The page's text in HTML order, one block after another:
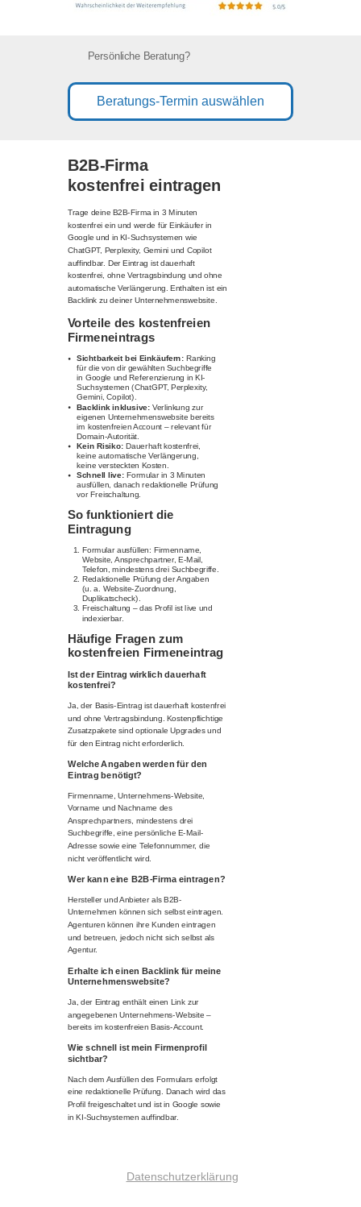
Datenschutzerklärung
Beratungs-Termin auswählen
Persönliche Beratung?
B2B-Firma
kostenfrei eintragen
Trage deine B2B-Firma in 3 Minuten
kostenfrei ein und werde für Einkäufer in
Google und in KI-Suchsystemen wie
ChatGPT, Perplexity, Gemini und Copilot
auffindbar. Der Eintrag ist dauerhaft
kostenfrei, ohne Vertragsbindung und ohne
automatische Verlängerung. Enthalten ist ein
Backlink zu deiner Unternehmenswebsite.
Vorteile des kostenfreien
Firmeneintrags
Sichtbarkeit bei Einkäufern: Ranking
für die von dir gewählten Suchbegriffe
in Google und Referenzierung in KI-
Suchsystemen (ChatGPT, Perplexity,
Gemini, Copilot).
Backlink inklusive: Verlinkung zur
eigenen Unternehmenswebsite bereits
im kostenfreien Account – relevant für
Domain-Autorität.
Kein Risiko: Dauerhaft kostenfrei,
keine automatische Verlängerung,
keine versteckten Kosten.
Schnell live: Formular in 3 Minuten
ausfüllen, danach redaktionelle Prüfung
vor Freischaltung.
So funktioniert die
Eintragung
Formular ausfüllen: Firmenname,
Website, Ansprechpartner, E-Mail,
Telefon, mindestens drei Suchbegriffe.
Redaktionelle Prüfung der Angaben
(u. a. Website-Zuordnung,
Duplikatscheck).
Freischaltung – das Profil ist live und
indexierbar.
Häufige Fragen zum
kostenfreien Firmeneintrag
Ist der Eintrag wirklich dauerhaft
kostenfrei?
Ja, der Basis-Eintrag ist dauerhaft kostenfrei
und ohne Vertragsbindung. Kostenpflichtige
Zusatzpakete sind optionale Upgrades und
für den Eintrag nicht erforderlich.
Welche Angaben werden für den
Eintrag benötigt?
Firmenname, Unternehmens-Website,
Vorname und Nachname des
Ansprechpartners, mindestens drei
Suchbegriffe, eine persönliche E-Mail-
Adresse sowie eine Telefonnummer, die
nicht veröffentlicht wird.
Wer kann eine B2B-Firma eintragen?
Hersteller und Anbieter als B2B-
Unternehmen können sich selbst eintragen.
Agenturen können ihre Kunden eintragen
und betreuen, jedoch nicht sich selbst als
Agentur.
Erhalte ich einen Backlink für meine
Unternehmenswebsite?
Ja, der Eintrag enthält einen Link zur
angegebenen Unternehmens-Website –
bereits im kostenfreien Basis-Account.
Wie schnell ist mein Firmenprofil
sichtbar?
Nach dem Ausfüllen des Formulars erfolgt
eine redaktionelle Prüfung. Danach wird das
Profil freigeschaltet und ist in Google sowie
in KI-Suchsystemen auffindbar.